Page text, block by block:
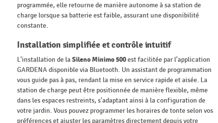
programmée, elle retourne de manière autonome à sa station de
charge lorsque sa batterie est faible, assurant une disponibilité
constante.
Installation simplifiée et contrôle intuitif
L'installation de laSileno Minimo 500est facilitée par l'application
GARDENA disponible via Bluetooth. Un assistant de programmation
vous guide pas à pas, rendant la mise en service rapide et aisée. La
station de charge peut être positionnée de manière flexible, même
dans les espaces restreints, s'adaptant ainsi à la configuration de
votre jardin. Vous pouvez programmer les horaires de tonte selon vos
préférences et ajuster les paramètres directement depuis votre